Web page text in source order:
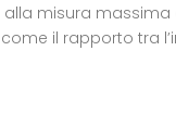
misura massima
il rapporto tra